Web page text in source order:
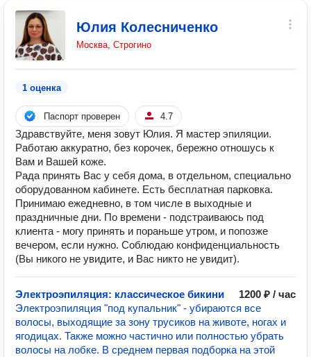
Юлия Колесниченко
Москва, Строгино
1 оценка
Паспорт проверен 4.7
Здравствуйте, меня зовут Юлия. Я мастер эпиляции.
Работаю аккуратно, без корочек, бережно отношусь к
Вам и Вашей коже.
Рада принять Вас у себя дома, в отдельном, специально
оборудованном кабинете. Есть бесплатная парковка.
Принимаю ежедневно, в том числе в выходные и
праздничные дни. По времени - подстраиваюсь под
клиента - могу принять и пораньше утром, и попозже
вечером, если нужно. Соблюдаю конфиденциальность
(Вы никого не увидите, и Вас никто не увидит).
Электроэпиляция: классическое бикини
1200 ₽ / час
Электроэпиляция "под купальник" - убираются все
волосы, выходящие за зону трусиков на животе, ногах и
ягодицах. Также можно частично или полностью убрать
волосы на лобке. В среднем первая подборка на этой